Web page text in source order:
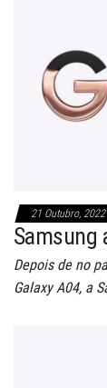
21 Outubro, 2022
Samsung
Depois de no
Galaxy A04, a